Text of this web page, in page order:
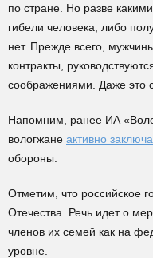
по стране. Но разве
гибели человека, либо
нет. Прежде всего,
контракты,
соображениями. Даже это
Напомним, ранее ИА
вологжане активно
обороны.
Отметим, что российское
Отечества. Речь идет о
членов их семей как на
уровне.